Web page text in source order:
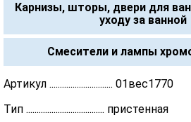
Карнизы, шторы, двери для
уходу за ванной
Смесители и лампы
Артикул .............................. 01вес1770
Тип ..................................... пристенная